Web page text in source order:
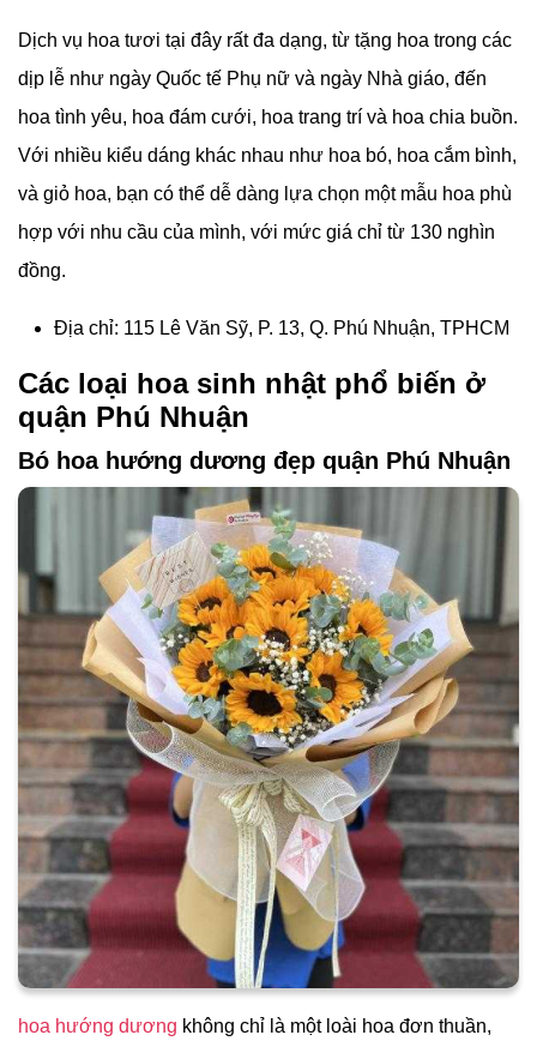
Dịch vụ hoa tươi tại đây rất đa dạng, từ tặng hoa trong các
dịp lễ như ngày Quốc tế Phụ nữ và ngày Nhà giáo, đến
hoa tình yêu, hoa đám cưới, hoa trang trí và hoa chia buồn.
Với nhiều kiểu dáng khác nhau như hoa bó, hoa cắm bình,
và giỏ hoa, bạn có thể dễ dàng lựa chọn một mẫu hoa phù
hợp với nhu cầu của mình, với mức giá chỉ từ 130 nghìn
đồng.
Địa chỉ: 115 Lê Văn Sỹ, P. 13, Q. Phú Nhuận, TPHCM
Các loại hoa sinh nhật phổ biến ở
quận Phú Nhuận
Bó hoa hướng dương đẹp quận Phú Nhuận
hoa hướng dương không chỉ là một loài hoa đơn thuần,